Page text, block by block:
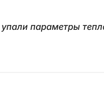
параметры